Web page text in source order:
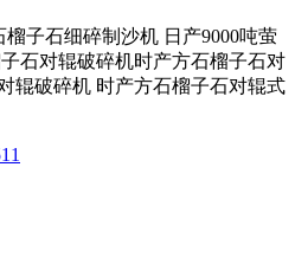
榴子石细碎制沙机 日产9000吨萤
石对辊破碎机时产方石榴子石对
辊破碎机 时产方石榴子石对辊式